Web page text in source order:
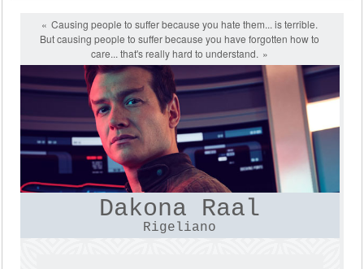
Causing people to suffer because you hate them... is terrible.
But causing people to suffer because you have forgotten how to
care... that's really hard to understand.
Dakona Raal
Rigeliano